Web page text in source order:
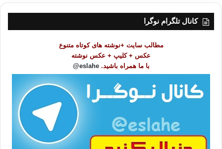
کانال تلگرام نوگرا
مطالب سایت +نوشته های کوتاه متنوع
عکس + کلیپ + عکس نوشته
با ما همراه باشید. eslahe@